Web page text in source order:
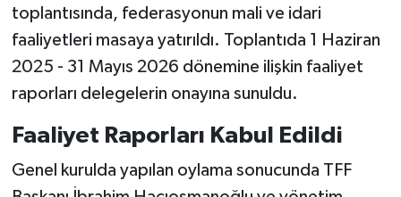
toplantısında, federasyonun mali ve idari
faaliyetleri masaya yatırıldı. Toplantıda 1 Haziran
2025 - 31 Mayıs 2026 dönemine ilişkin faaliyet
raporları delegelerin onayına sunuldu.
Faaliyet Raporları Kabul Edildi
Genel kurulda yapılan oylama sonucunda TFF